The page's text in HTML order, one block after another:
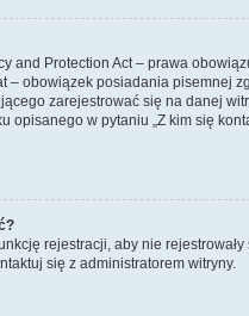
and Protection Act – prawa
– obowiązek posiadania pisemnej
zarejestrować się na danej
opisanego w pytaniu „Z kim się
rejestracji, aby nie
się z administratorem witryny.